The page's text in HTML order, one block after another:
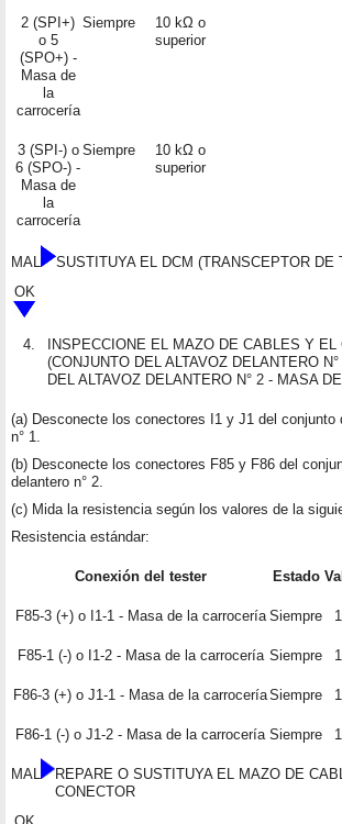
2 (SPI+)
o 5
(SPO+) -
Masa de
la
carrocería
Siempre
10 kΩ o
superior
3 (SPI-) o
6 (SPO-) -
Masa de
la
carrocería
Siempre
10 kΩ o
superior
MAL
SUSTITUYA EL DCM (TRANSCEPTOR DE
OK
4.
INSPECCIONE EL MAZO DE CABLES Y EL
(CONJUNTO DEL ALTAVOZ DELANTERO
DEL ALTAVOZ DELANTERO N° 2 - MASA
(a) Desconecte los conectores I1 y J1 del conjunto
n° 1.
(b) Desconecte los conectores F85 y F86 del
delantero n° 2.
(c) Mida la resistencia según los valores de la
Resistencia estándar:
Conexión del tester Estado
F85-3 (+) o I1-1 - Masa de la carrocería Siempre
F85-1 (-) o I1-2 - Masa de la carrocería Siempre
F86-3 (+) o J1-1 - Masa de la carroceríaSiempre
F86-1 (-) o J1-2 - Masa de la carrocería Siempre
MAL
REPARE O SUSTITUYA EL MAZO DE
CONECTOR